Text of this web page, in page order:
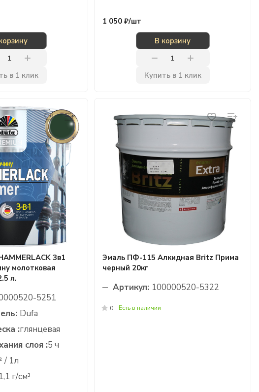
в 1 клик
1 050 ₽/шт
В корзину
Купить в 1 клик
3в1
молотковая
л.
5251
Dufa
:глянцевая
слоя :5 ч
/ 1л
1,1 г/см³
Эмаль ПФ-115 Алкидная Britz Прима
черный 20кг
Артикул: 100000520-5322
0 Есть в наличии